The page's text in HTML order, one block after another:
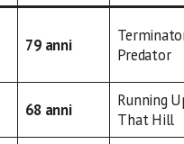
79 anni
Predator
68 anni
Running
That Hill